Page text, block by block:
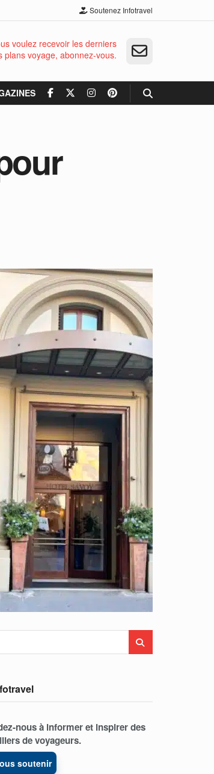
Soutenez Infotravel
voulez recevoir les derniers
plans voyage, abonnez-vous.
nous à informer et inspirer des
de voyageurs.
soutenir